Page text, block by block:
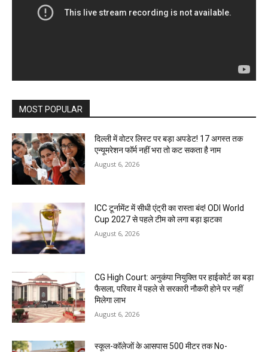
MOST POPULAR
दिल्ली में वोटर लिस्ट पर बड़ा अपडेट! 17 अगस्त तक
एन्यूमरेशन फॉर्म नहीं भरा तो कट सकता है नाम
August 6, 2026
ICC टूर्नामेंट में सीधी एंट्री का रास्ता बंद! ODI World
Cup 2027 से पहले टीम को लगा बड़ा झटका
August 6, 2026
CG High Court: अनुकंपा नियुक्ति पर हाईकोर्ट का बड़ा
फैसला, परिवार में पहले से सरकारी नौकरी होने पर नहीं
मिलेगा लाभ
August 6, 2026
स्कूल-कॉलेजों के आसपास 500 मीटर तक No-